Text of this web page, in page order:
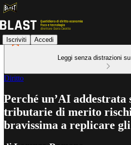
Iscriviti Accedi
Leggi senza distrazioni
Diritto
Perché un’AI addestrata
tributarie di merito
bravissima a replicare